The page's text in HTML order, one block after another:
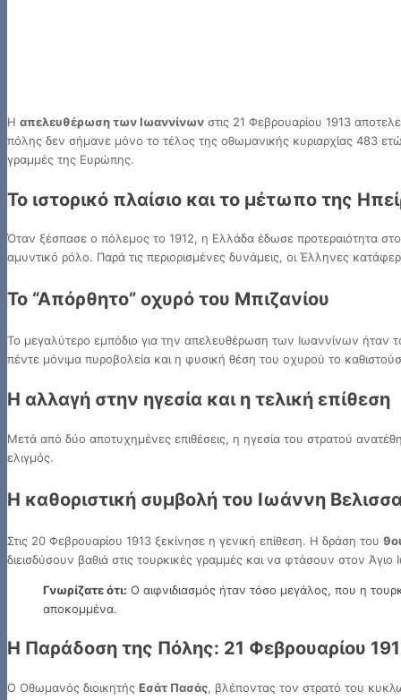
Η απελευθέρωση των Ιωαννίνων στις 21 Φεβρουαρίου 1913
πόλης δεν σήμανε μόνο το τέλος της οθωμανικής κυριαρχίας 483
γραμμές της Ευρώπης.
Το ιστορικό πλαίσιο και το μέτωπο της
Όταν ξέσπασε ο πόλεμος το 1912, η Ελλάδα έδωσε προτεραιότητα
αμυντικό ρόλο. Παρά τις περιορισμένες δυνάμεις, οι Έλληνες
Το “Απόρθητο” οχυρό του Μπιζανίου
Το μεγαλύτερο εμπόδιο για την απελευθέρωση των Ιωαννίνων ήταν
πέντε μόνιμα πυροβολεία και η φυσική θέση του οχυρού το
Η αλλαγή στην ηγεσία και η τελική επίθεση
Μετά από δύο αποτυχημένες επιθέσεις, η ηγεσία του στρατού
ελιγμός.
Η καθοριστική συμβολή του Ιωάννη
Στις 20 Φεβρουαρίου 1913 ξεκίνησε η γενική επίθεση. Η δράση του
διεισδύσουν βαθιά στις τουρκικές γραμμές και να φτάσουν στον
Γνωρίζατε ότι: Ο αιφνιδιασμός ήταν τόσο μεγάλος, που η
αποκομμένα.
Η Παράδοση της Πόλης: 21 Φεβρουαρίου
Ο Οθωμανός διοικητής Εσάτ Πασάς, βλέποντας τον στρατό του